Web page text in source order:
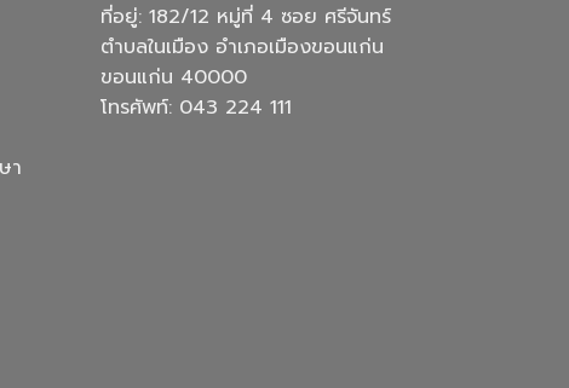
า
ที่อยู่: 182/12 หมู่ที่ 4 ซอย ศรีจันทร์
ตำบลในเมือง อำเภอเมืองขอนแก่น
ขอนแก่น 40000
โทรศัพท์: 043 224 111